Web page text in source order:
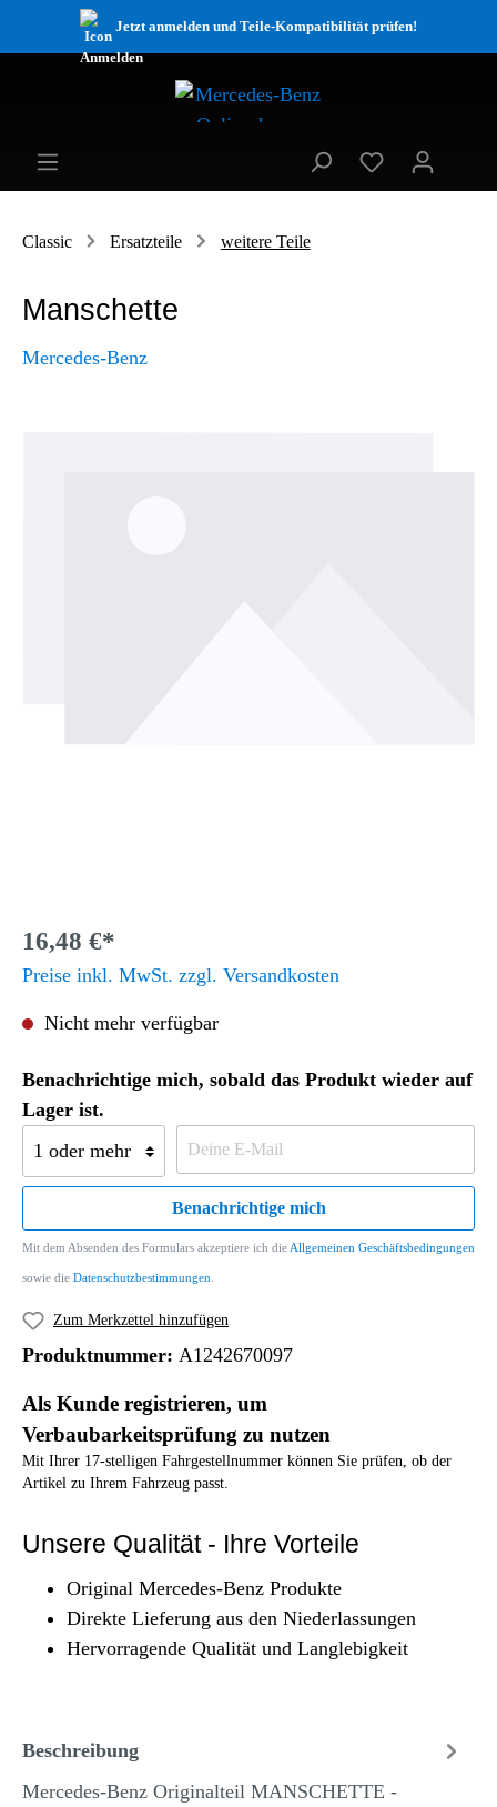
Jetzt anmelden und Teile-Kompatibilität prüfen!
Classic Ersatzteile weitere Teile
Manschette
Mercedes-Benz
16,48 €*
Preise inkl. MwSt. zzgl. Versandkosten
Nicht mehr verfügbar
Benachrichtige mich, sobald das Produkt wieder auf
Lager ist.
Benachrichtige mich
Mit dem Absenden des Formulars akzeptiere ich die Allgemeinen Geschäftsbedingungen
sowie die Datenschutzbestimmungen
Zum Merkzettel hinzufügen
Produktnummer: A1242670097
Als Kunde registrieren, um
Verbaubarkeitsprüfung zu nutzen
Mit Ihrer 17-stelligen Fahrgestellnummer können Sie prüfen, ob der
Artikel zu Ihrem Fahrzeug passt.
Unsere Qualität - Ihre Vorteile
Original Mercedes-Benz Produkte
Direkte Lieferung aus den Niederlassungen
Hervorragende Qualität und Langlebigkeit
Beschreibung
Mercedes-Benz Originalteil MANSCHETTE -